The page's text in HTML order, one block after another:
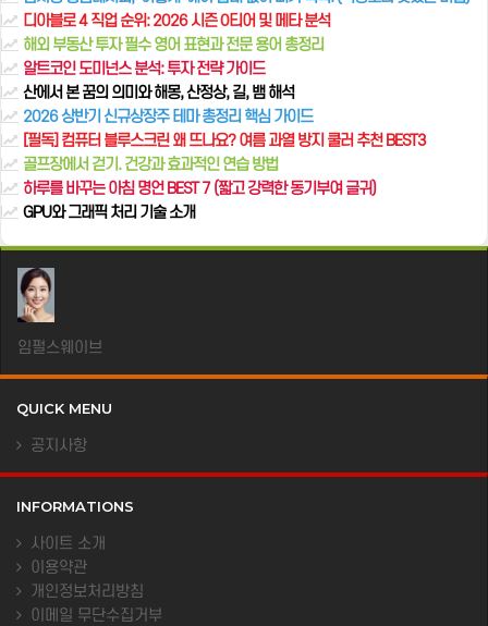
디아블로 4 직업 순위: 2026 시즌 0티어 및 메타 분석
해외 부동산 투자 필수 영어 표현과 전문 용어 총정리
알트코인 도미넌스 분석: 투자 전략 가이드
산에서 본 꿈의 의미와 해몽, 산정상, 길, 뱀 해석
2026 상반기 신규상장주 테마 총정리 핵심 가이드
[필독] 컴퓨터 블루스크린 왜 뜨나요? 여름 과열 방지 쿨러 추천 BEST3
골프장에서 걷기. 건강과 효과적인 연습 방법
하루를 바꾸는 아침 명언 BEST 7 (짧고 강력한 동기부여 글귀)
GPU와 그래픽 처리 기술 소개
임펄스웨이브
QUICK MENU
공지사항
INFORMATIONS
사이트 소개
이용약관
개인정보처리방침
이메일 무단수집거부